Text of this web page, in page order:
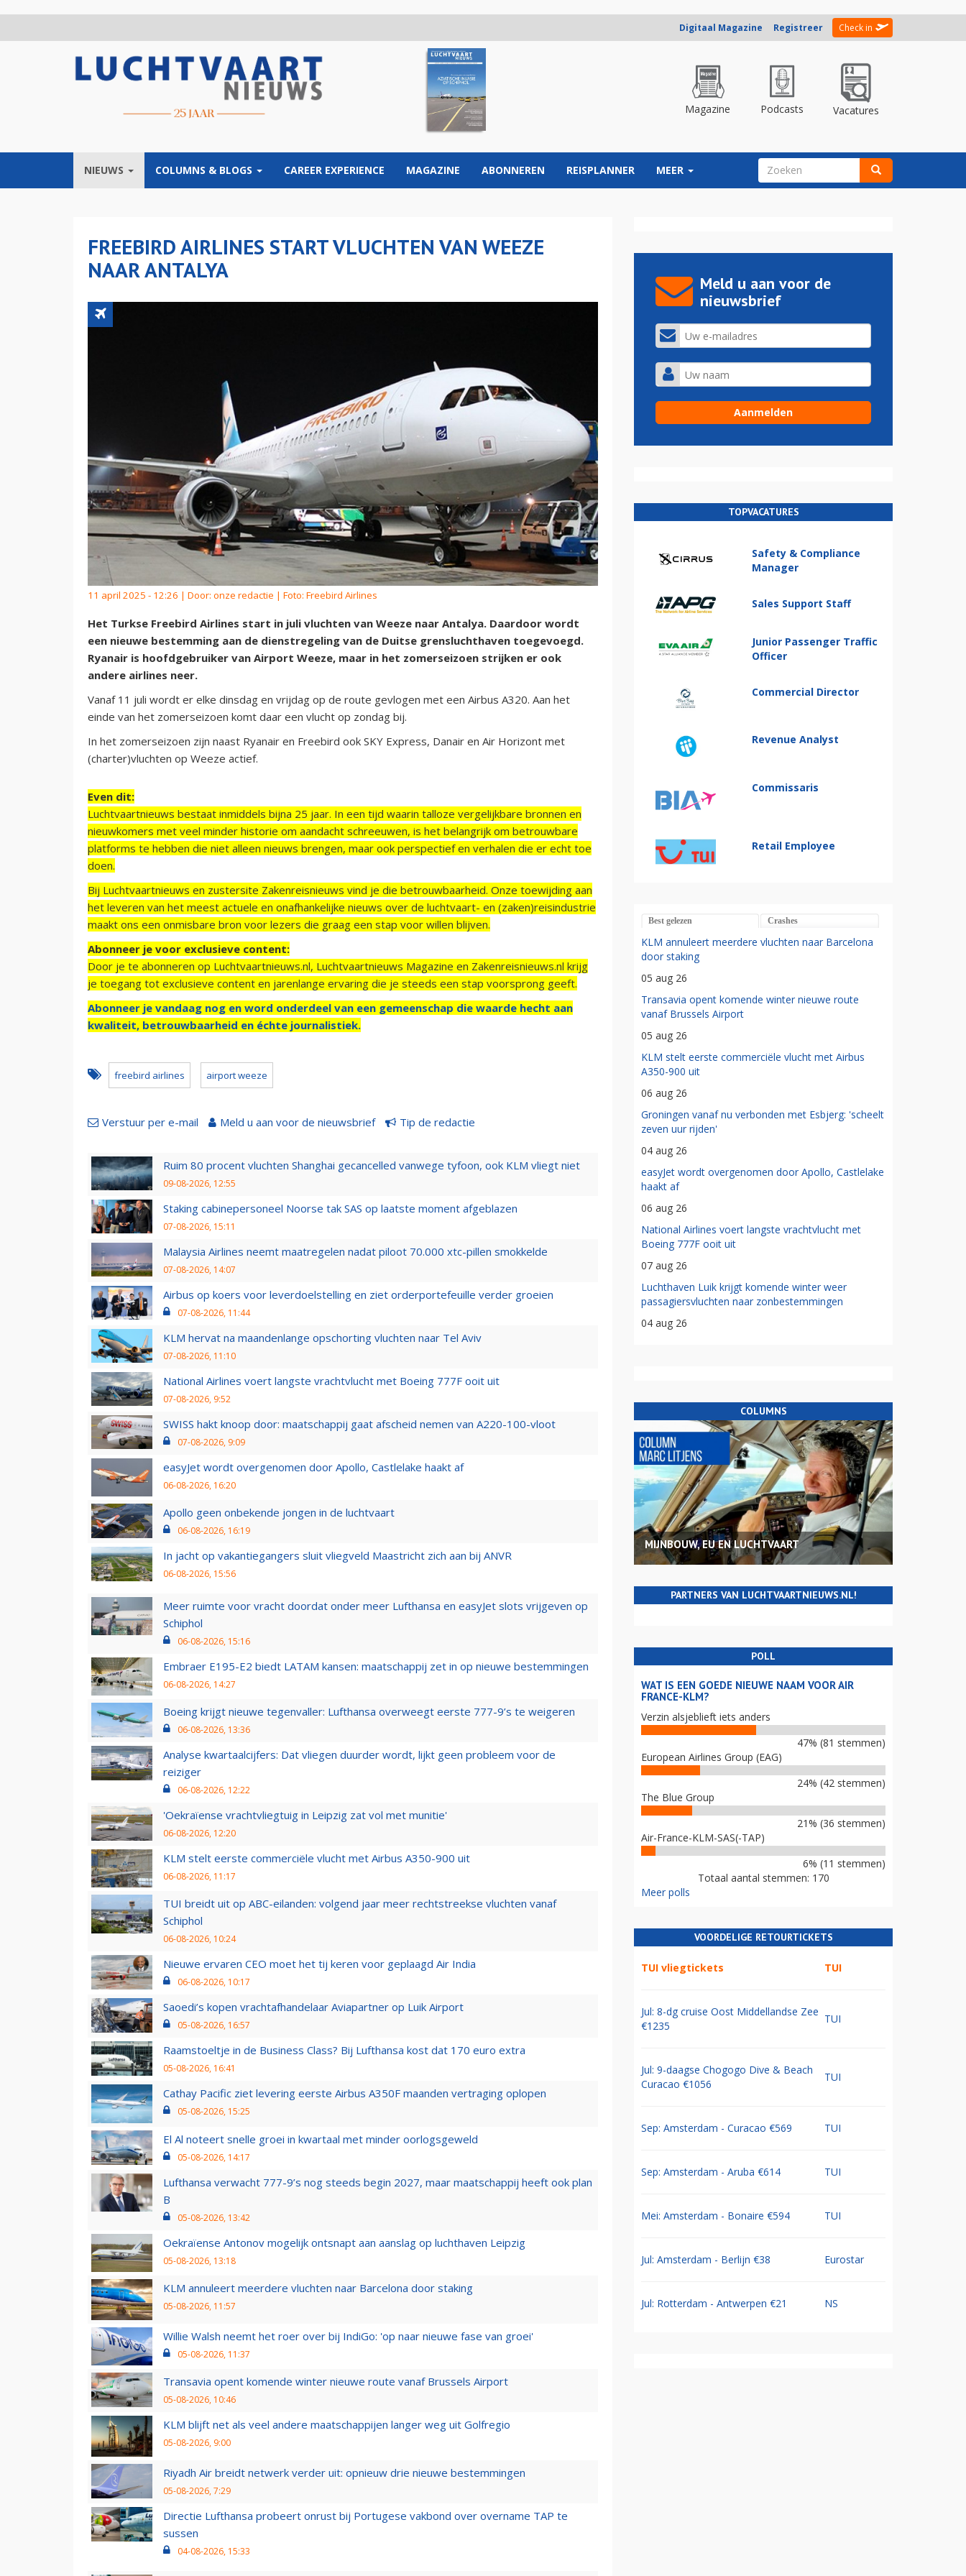
Digitaal Magazine Registreer Check in
Magazine Podcasts Vacatures
NIEUWS COLUMNS & BLOGS CAREER EXPERIENCE MAGAZINE ABONNEREN REISPLANNER MEER ZOEKVELD
FREEBIRD AIRLINES START VLUCHTEN VAN WEEZE
NAAR ANTALYA
11 april 2025 - 12:26 | Door: onze redactie | Foto: Freebird Airlines
Het Turkse Freebird Airlines start in juli vluchten van Weeze naar Antalya. Daardoor wordt
een nieuwe bestemming aan de dienstregeling van de Duitse grensluchthaven toegevoegd.
Ryanair is hoofdgebruiker van Airport Weeze, maar in het zomerseizoen strijken er ook
andere airlines neer.
Vanaf 11 juli wordt er elke dinsdag en vrijdag op de route gevlogen met een Airbus A320. Aan het
einde van het zomerseizoen komt daar een vlucht op zondag bij.
In het zomerseizoen zijn naast Ryanair en Freebird ook SKY Express, Danair en Air Horizont met
(charter)vluchten op Weeze actief.
Even dit:
Luchtvaartnieuws bestaat inmiddels bijna 25 jaar. In een tijd waarin talloze vergelijkbare bronnen en
nieuwkomers met veel minder historie om aandacht schreeuwen, is het belangrijk om betrouwbare
platforms te hebben die niet alleen nieuws brengen, maar ook perspectief en verhalen die er echt toe
doen.
Bij Luchtvaartnieuws en zustersite Zakenreisnieuws vind je die betrouwbaarheid. Onze toewijding aan
het leveren van het meest actuele en onafhankelijke nieuws over de luchtvaart- en (zaken)reisindustrie
maakt ons een onmisbare bron voor lezers die graag een stap voor willen blijven.
Abonneer je voor exclusieve content:
Door je te abonneren op Luchtvaartnieuws.nl, Luchtvaartnieuws Magazine en Zakenreisnieuws.nl krijg
je toegang tot exclusieve content en jarenlange ervaring die je steeds een stap voorsprong geeft.
Abonneer je vandaag nog en word onderdeel van een gemeenschap die waarde hecht aan
kwaliteit, betrouwbaarheid en échte journalistiek.
freebird airlines airport weeze
Verstuur per e-mail Meld u aan voor de nieuwsbrief Tip de redactie
Ruim 80 procent vluchten Shanghai gecancelled vanwege tyfoon, ook KLM vliegt niet
09-08-2026, 12:55
Staking cabinepersoneel Noorse tak SAS op laatste moment afgeblazen
07-08-2026, 15:11
Malaysia Airlines neemt maatregelen nadat piloot 70.000 xtc-pillen smokkelde
07-08-2026, 14:07
Airbus op koers voor leverdoelstelling en ziet orderportefeuille verder groeien
07-08-2026, 11:44
KLM hervat na maandenlange opschorting vluchten naar Tel Aviv
07-08-2026, 11:10
National Airlines voert langste vrachtvlucht met Boeing 777F ooit uit
07-08-2026, 9:52
SWISS hakt knoop door: maatschappij gaat afscheid nemen van A220-100-vloot
07-08-2026, 9:09
easyJet wordt overgenomen door Apollo, Castlelake haakt af
06-08-2026, 16:20
Apollo geen onbekende jongen in de luchtvaart
06-08-2026, 16:19
In jacht op vakantiegangers sluit vliegveld Maastricht zich aan bij ANVR
06-08-2026, 15:56
Meer ruimte voor vracht doordat onder meer Lufthansa en easyJet slots vrijgeven op
Schiphol
06-08-2026, 15:16
Embraer E195-E2 biedt LATAM kansen: maatschappij zet in op nieuwe bestemmingen
06-08-2026, 14:27
Boeing krijgt nieuwe tegenvaller: Lufthansa overweegt eerste 777-9’s te weigeren
06-08-2026, 13:36
Analyse kwartaalcijfers: Dat vliegen duurder wordt, lijkt geen probleem voor de
reiziger
06-08-2026, 12:22
'Oekraïense vrachtvliegtuig in Leipzig zat vol met munitie'
06-08-2026, 12:20
KLM stelt eerste commerciële vlucht met Airbus A350-900 uit
06-08-2026, 11:17
TUI breidt uit op ABC-eilanden: volgend jaar meer rechtstreekse vluchten vanaf
Schiphol
06-08-2026, 10:24
Nieuwe ervaren CEO moet het tij keren voor geplaagd Air India
06-08-2026, 10:17
Saoedi’s kopen vrachtafhandelaar Aviapartner op Luik Airport
05-08-2026, 16:57
Raamstoeltje in de Business Class? Bij Lufthansa kost dat 170 euro extra
05-08-2026, 16:41
Cathay Pacific ziet levering eerste Airbus A350F maanden vertraging oplopen
05-08-2026, 15:25
El Al noteert snelle groei in kwartaal met minder oorlogsgeweld
05-08-2026, 14:17
Lufthansa verwacht 777-9’s nog steeds begin 2027, maar maatschappij heeft ook plan
B
05-08-2026, 13:42
Oekraïense Antonov mogelijk ontsnapt aan aanslag op luchthaven Leipzig
05-08-2026, 13:18
KLM annuleert meerdere vluchten naar Barcelona door staking
05-08-2026, 11:57
Willie Walsh neemt het roer over bij IndiGo: 'op naar nieuwe fase van groei'
05-08-2026, 11:37
Transavia opent komende winter nieuwe route vanaf Brussels Airport
05-08-2026, 10:46
KLM blijft net als veel andere maatschappijen langer weg uit Golfregio
05-08-2026, 9:00
Riyadh Air breidt netwerk verder uit: opnieuw drie nieuwe bestemmingen
05-08-2026, 7:29
Directie Lufthansa probeert onrust bij Portugese vakbond over overname TAP te
sussen
04-08-2026, 15:33
Meld u aan voor de
nieuwsbrief
TOPVACATURES
Safety & Compliance
Manager
Sales Support Staff
Junior Passenger Traffic
Officer
Commercial Director
Revenue Analyst
Commissaris
Retail Employee
Best gelezen Crashes
KLM annuleert meerdere vluchten naar Barcelona
door staking
05 aug 26
Transavia opent komende winter nieuwe route
vanaf Brussels Airport
05 aug 26
KLM stelt eerste commerciële vlucht met Airbus
A350-900 uit
06 aug 26
Groningen vanaf nu verbonden met Esbjerg: 'scheelt
zeven uur rijden'
04 aug 26
easyJet wordt overgenomen door Apollo, Castlelake
haakt af
06 aug 26
National Airlines voert langste vrachtvlucht met
Boeing 777F ooit uit
07 aug 26
Luchthaven Luik krijgt komende winter weer
passagiersvluchten naar zonbestemmingen
04 aug 26
COLUMNS
MIJNBOUW, EU EN LUCHTVAART
PARTNERS VAN LUCHTVAARTNIEUWS.NL!
POLL
WAT IS EEN GOEDE NIEUWE NAAM VOOR AIR
FRANCE-KLM?
Verzin alsjeblieft iets anders
47% (81 stemmen)
European Airlines Group (EAG)
24% (42 stemmen)
The Blue Group
21% (36 stemmen)
Air-France-KLM-SAS(-TAP)
6% (11 stemmen)
Totaal aantal stemmen: 170
Meer polls
VOORDELIGE RETOURTICKETS
TUI vliegtickets TUI
Jul: 8-dg cruise Oost Middellandse Zee
€1235
TUI
Jul: 9-daagse Chogogo Dive & Beach
Curacao €1056
TUI
Sep: Amsterdam - Curacao €569 TUI
Sep: Amsterdam - Aruba €614 TUI
Mei: Amsterdam - Bonaire €594 TUI
Jul: Amsterdam - Berlijn €38 Eurostar
Jul: Rotterdam - Antwerpen €21 NS